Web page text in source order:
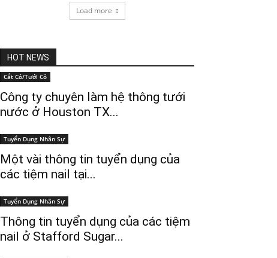
Load more
HOT NEWS
Cắt Cỏ/Tưới Cỏ
Công ty chuyên làm hệ thông tưới
nước ở Houston TX...
Tuyển Dụng Nhân Sự
Một vài thông tin tuyển dụng của
các tiệm nail tại...
Tuyển Dụng Nhân Sự
Thông tin tuyển dụng của các tiệm
nail ở Stafford Sugar...